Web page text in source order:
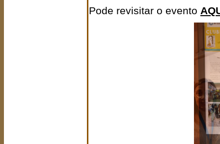
Pode revisitar o evento